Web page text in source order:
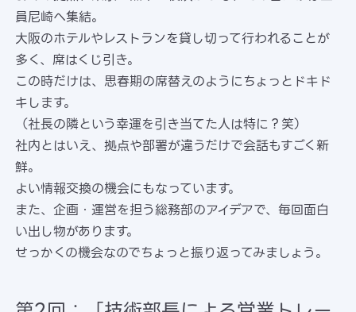
員尼崎へ集結。
大阪のホテルやレストランを貸し切って行われることが
多く、席はくじ引き。
この時だけは、思春期の席替えのようにちょっとドキド
キします。
（社長の隣という幸運を引き当てた人は特に？笑）
社内とはいえ、拠点や部署が違うだけで会話もすごく新
鮮。
よい情報交換の機会にもなっています。
また、企画・運営を担う総務部のアイデアで、毎回面白
い出し物があります。
せっかくの機会なのでちょっと振り返ってみましょう。